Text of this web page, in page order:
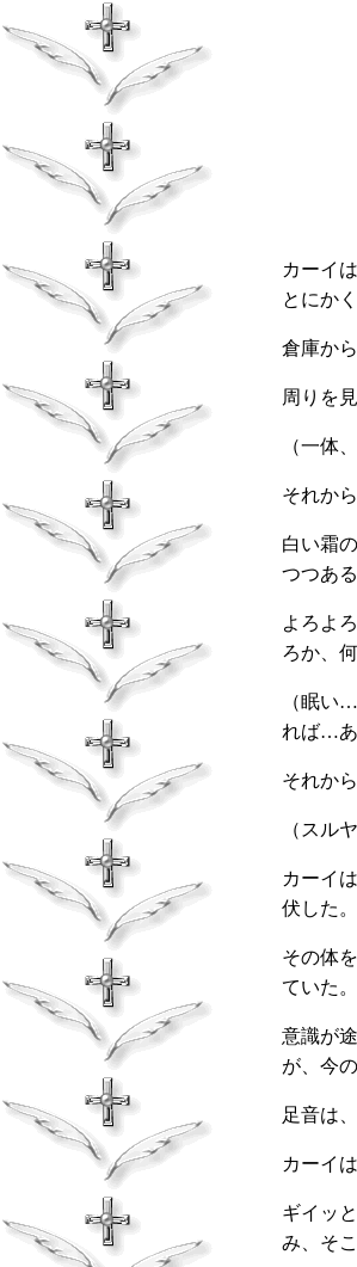
カーイ
とにか
倉庫か
周りを
（一体
それか
白い霜
つつあ
よろよ
ろか、
（眠い
れば…あ
それか
（スル
カーイ
伏した。
その体
ていた。
意識が
が、今
足音は
カーイ
ギイッ
み、そ